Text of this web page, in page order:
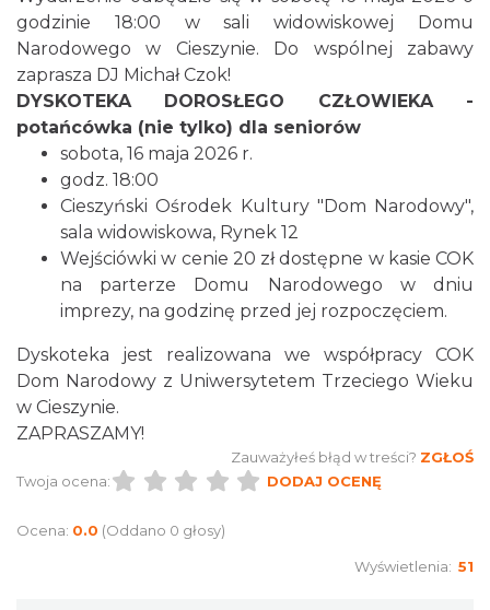
0.11 km
Cieszyn
0.11 km
godzinie 18:00 w sali widowiskowej Domu
Narodowego w Cieszynie. Do wspólnej zabawy
zaprasza DJ Michał Czok!
DYSKOTEKA DOROSŁEGO CZŁOWIEKA -
potańcówka (nie tylko) dla seniorów
sobota, 16 maja 2026 r.
godz. 18:00
Cieszyński Ośrodek Kultury "Dom Narodowy",
sala widowiskowa, Rynek 12
Wejściówki w cenie 20 zł dostępne w kasie COK
na parterze Domu Narodowego w dniu
imprezy, na godzinę przed jej rozpoczęciem.
Dyskoteka jest realizowana we współpracy COK
Dom Narodowy z Uniwersytetem Trzeciego Wieku
w Cieszynie.
ZAPRASZAMY!
Zauważyłeś błąd w treści? ZGŁOŚ
Twoja ocena:
DODAJ OCENĘ
Ocena: 0.0 (Oddano 0 głosy)
Wyświetlenia: 51